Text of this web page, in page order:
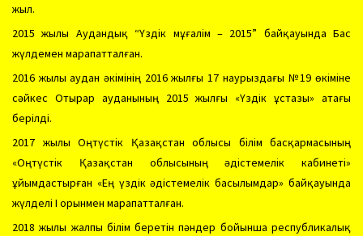
жыл.
2015 жылы Аудандық “Үздік мұғалім – 2015” байқауында Бас
жүлдемен марапатталған.
2016 жылы аудан әкімінің 2016 жылғы 17 наурыздағы №19 өкіміне
сәйкес Отырар ауданының 2015 жылғы «Үздік ұстазы» атағы
берілді.
2017 жылы Оңтүстік Қазақстан облысы білім басқармасының
«Оңтүстік Қазақстан облысының әдістемелік кабинеті»
ұйымдастырған «Ең үздік әдістемелік басылымдар» байқауында
жүлделі І орынмен марапатталған.
2018 жылы жалпы білім беретін пәндер бойынша республикалық